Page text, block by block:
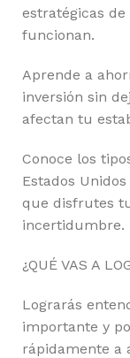
estratégicas
funcionan.
Aprende a
inversión sin
afectan tu
Conoce los
Estados Unidos
que disfrutes
incertidumbre.
¿QUÉ VAS A
Lograrás
importante y
rápidamente a